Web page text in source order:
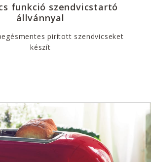
funkció szendvicstartó
állvánnyal
pirított szendvicseket
készít